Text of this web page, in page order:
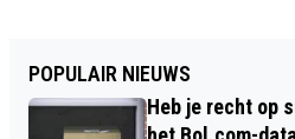
POPULAIR NIEUWS
Heb je recht op